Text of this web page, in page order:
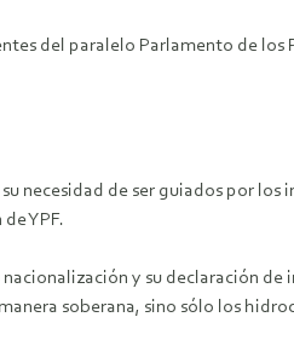
del paralelo Parlamento de los
de ser guiados por los
YPF.
y su declaración
soberana, sino sólo los